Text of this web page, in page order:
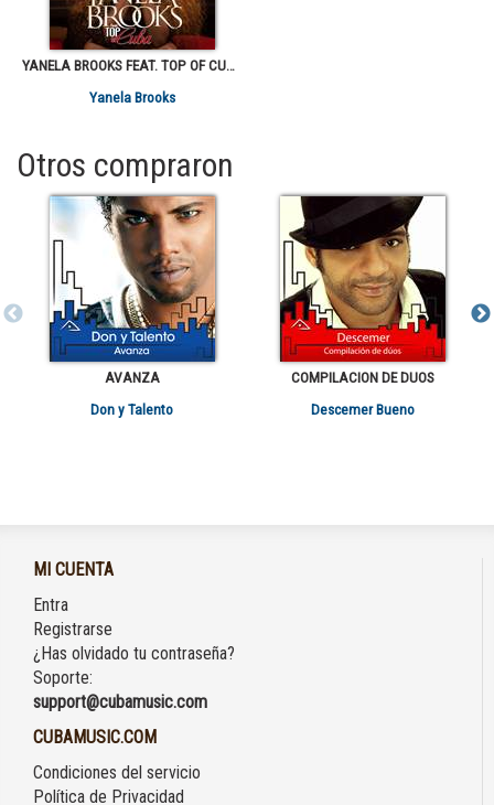
YANELA BROOKS FEAT. TOP OF CUBA
Yanela Brooks
Otros compraron
AVANZA
Don y Talento
COMPILACION DE DUOS
Descemer Bueno
MI CUENTA
Entra
Registrarse
¿Has olvidado tu contraseña?
Soporte:
support@cubamusic.com
CUBAMUSIC.COM
Condiciones del servicio
Política de Privacidad